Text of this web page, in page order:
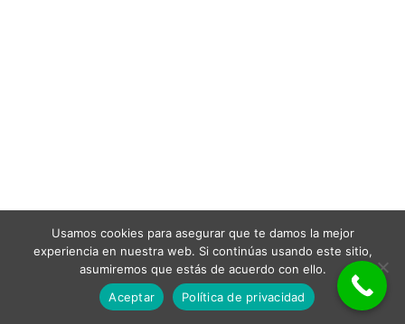
Neve| Funciona gracias aWordPress
Usamos cookies para asegurar que te damos la mejor
experiencia en nuestra web. Si continúas usando este sitio,
asumiremos que estás de acuerdo con ello.
Aceptar
Política de privacidad